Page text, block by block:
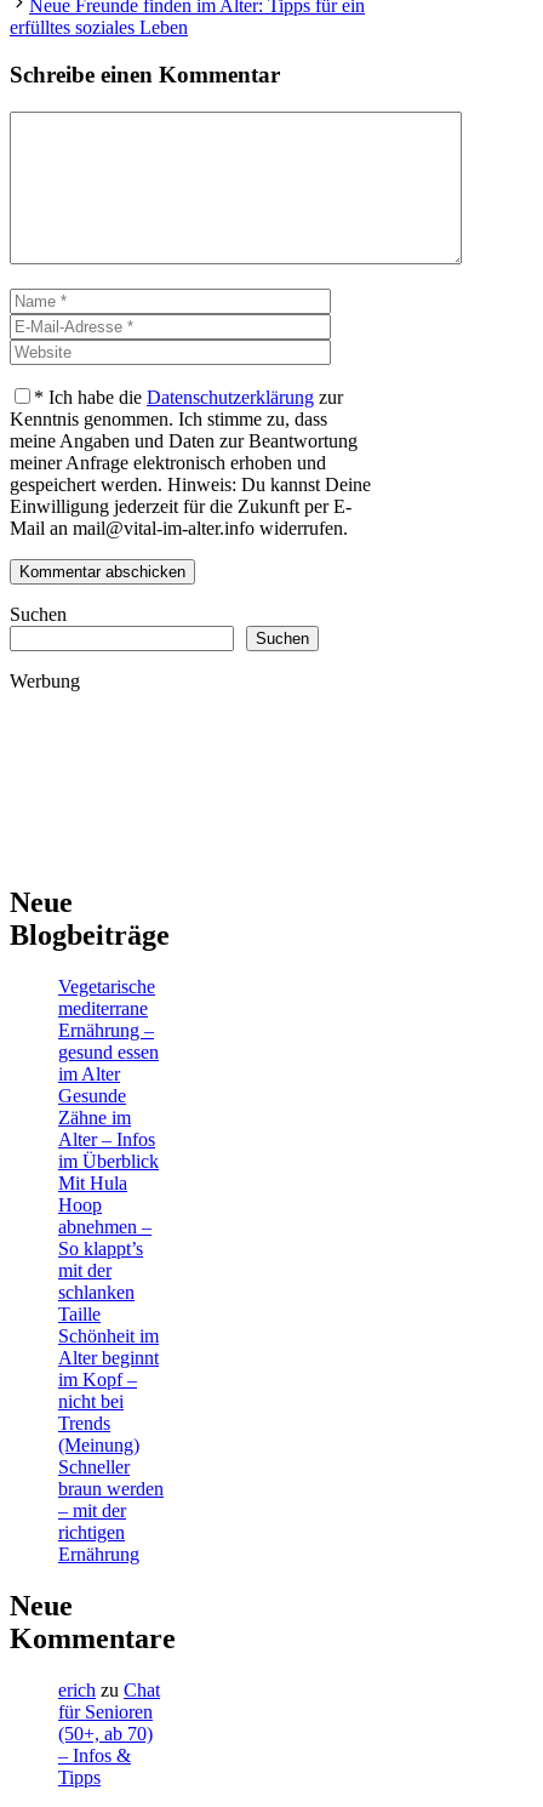
Neue Freunde finden im Alter: Tipps für ein
erfülltes soziales Leben
Schreibe einen Kommentar
Name
Mail-
Adresse
* Ich habe die Datenschutzerklärung zur
Kenntnis genommen. Ich stimme zu, dass
meine Angaben und Daten zur Beantwortung
meiner Anfrage elektronisch erhoben und
gespeichert werden. Hinweis: Du kannst Deine
Einwilligung jederzeit für die Zukunft per E-
Mail an mail@vital-im-alter.info widerrufen.
Suchen
Suchen
Werbung
Neue
Blogbeiträge
Vegetarische
mediterrane
Ernährung –
gesund essen
im Alter
Gesunde
Zähne im
Alter – Infos
im Überblick
Mit Hula
Hoop
abnehmen –
So klappt’s
mit der
schlanken
Taille
Schönheit im
Alter beginnt
im Kopf –
nicht bei
Trends
(Meinung)
Schneller
braun werden
– mit der
richtigen
Ernährung
Neue
Kommentare
erich zu Chat
für Senioren
(50+, ab 70)
– Infos &
Tipps